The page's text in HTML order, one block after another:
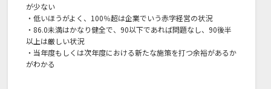
が少ない
・低いほうがよく、100％超は企業でいう赤字経営の状況
・86.0未満はかなり健全で、90以下であれば問題なし、90後半
以上は厳しい状況
・当年度もしくは次年度における新たな施策を打つ余裕があるか
がわかる